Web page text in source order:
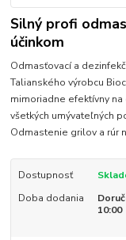
Silný profi
účinkom
Odmasťovací a
Talianského výrobcu
mimoriadne efektívny
všetkých umývateľných
Odmastenie grilov a rúr
Dostupnosť
Doba dodania
10:00